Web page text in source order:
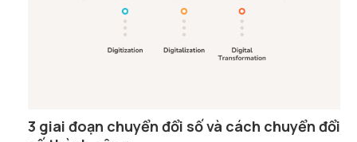
3 giai đoạn chuyển đổi số và cách chuyển đổi